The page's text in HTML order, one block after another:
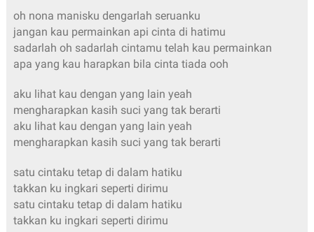
oh nona manisku dengarlah seruanku
jangan kau permainkan api cinta di hatimu
sadarlah oh sadarlah cintamu telah kau permainkan
apa yang kau harapkan bila cinta tiada ooh
aku lihat kau dengan yang lain yeah
mengharapkan kasih suci yang tak berarti
aku lihat kau dengan yang lain yeah
mengharapkan kasih suci yang tak berarti
satu cintaku tetap di dalam hatiku
takkan ku ingkari seperti dirimu
satu cintaku tetap di dalam hatiku
takkan ku ingkari seperti dirimu